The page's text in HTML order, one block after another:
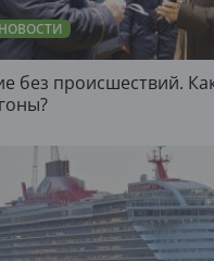
без происшествий.